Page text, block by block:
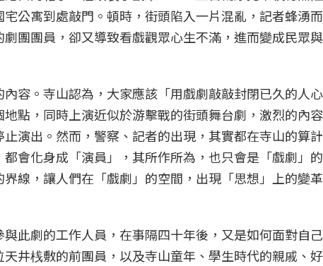
公寓到處敲門。頓時，街頭陷入一片混亂，記者蜂湧
團團員，卻又導致看戲觀眾心生不滿，進而變成民眾
容。寺山認為，大家應該「用戲劇敲敲封閉已久的人
點，同時上演近似於游擊戰的街頭舞台劇，激烈的內
演出。然而，警察、記者的出現，其實都在寺山的算
會化身成「演員」，其所作所為，也只會是「戲劇」
線，讓人們在「戲劇」的空間，出現「思想」上的變
此劇的工作人員，在事隔四十年後，又是如何面對自
井桟敷的前團員，以及寺山童年、學生時代的親戚、